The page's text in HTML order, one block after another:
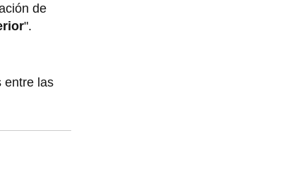
de
".
entre las